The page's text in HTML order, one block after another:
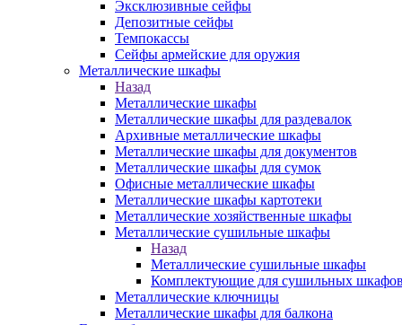
Эксклюзивные сейфы
Депозитные сейфы
Темпокассы
Сейфы армейские для оружия
Металлические шкафы
Назад
Металлические шкафы
Металлические шкафы для раздевалок
Архивные металлические шкафы
Металлические шкафы для документов
Металлические шкафы для сумок
Офисные металлические шкафы
Металлические шкафы картотеки
Металлические хозяйственные шкафы
Металлические сушильные шкафы
Назад
Металлические сушильные шкафы
Комплектующие для сушильных шкафов
Металлические ключницы
Металлические шкафы для балкона